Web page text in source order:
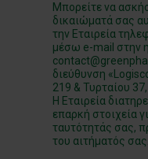
Μπορείτε να
δικαιώματά σας
την Εταιρεία
μέσω e-mail στην
διεύθυνση
219 & Τυρταίου
Η Εταιρεία
επαρκή στοιχεία
ταυτότητάς σας,
του αιτήματός σας.